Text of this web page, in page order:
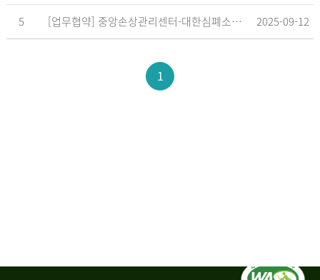
5 [업무협약] 중앙손상관리센터-대한심폐소생협회, 학교현장 CPR 교육 확대 위한 업무협약 체결 2025-09-12
1